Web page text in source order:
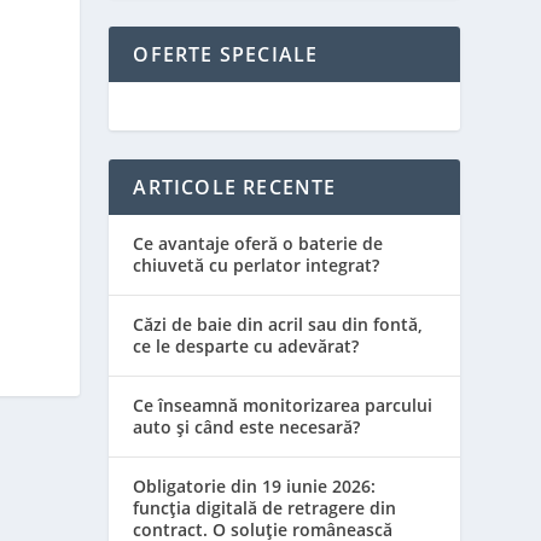
OFERTE SPECIALE
ARTICOLE RECENTE
Ce avantaje oferă o baterie de
chiuvetă cu perlator integrat?
Căzi de baie din acril sau din fontă,
ce le desparte cu adevărat?
Ce înseamnă monitorizarea parcului
auto și când este necesară?
Obligatorie din 19 iunie 2026:
funcția digitală de retragere din
contract. O soluție românească